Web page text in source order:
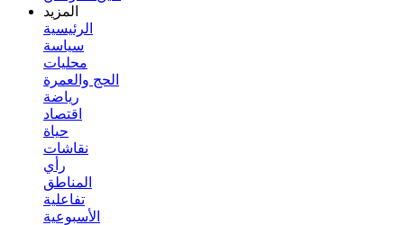
المزيد
الرئيسية
سياسة
محليات
الحج والعمرة
رياضة
اقتصاد
حياة
نقاشات
رأي
المناطق
تفاعلية
الأسبوعية